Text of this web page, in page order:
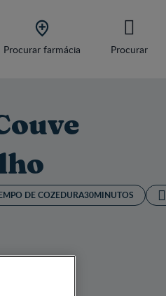

Procurar farmácia Procurar
DE COZEDURA​30MINUTOS